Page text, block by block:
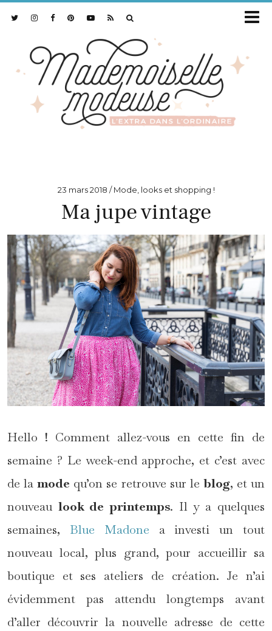
23 mars 2018 Mode, looks et shopping !
Ma jupe vintage
Hello ! Comment allez-vous en cette fin de
semaine ? Le week-end approche, et c’est avec
de lamode qu’on se retrouve sur le blog, et un
nouveau look de printemps. Il y a quelques
semaines, Blue Madone a investi un tout
nouveau local, plus grand, pour accueillir sa
boutique et ses ateliers de création. Je n’ai
évidemment pas attendu longtemps avant
d’aller découvrir la nouvelle adresse de cette